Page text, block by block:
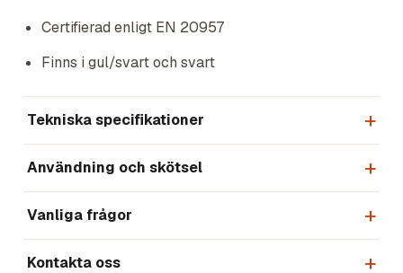
Certifierad enligt EN 20957
Finns i gul/svart och svart
Tekniska specifikationer
Användning och skötsel
Vanliga frågor
Kontakta oss